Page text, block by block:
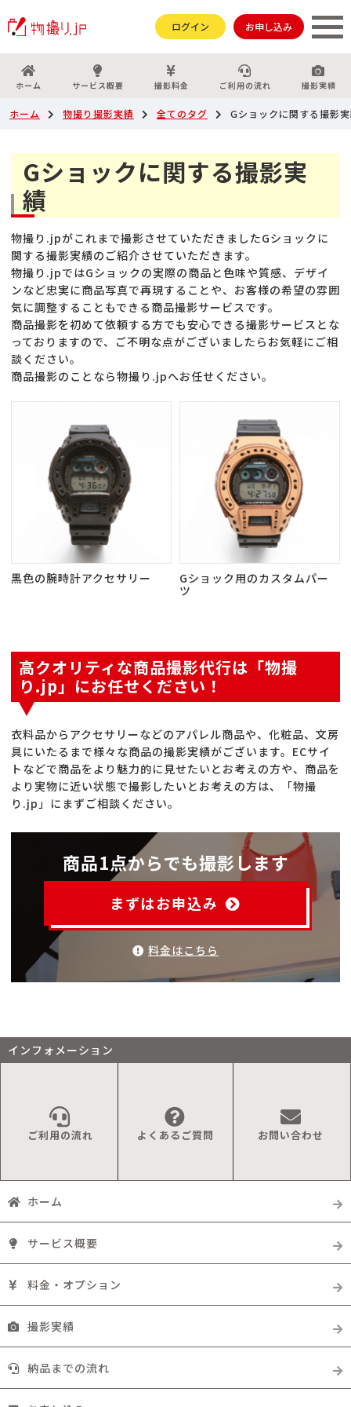
ログイン お申し込み
ホーム サービス概要 撮影料金 ご利用の流れ 撮影実績
ホーム 物撮り撮影実績 全てのタグ Gショックに関する撮影
Gショックに関する撮影実
績
物撮り.jpがこれまで撮影させていただきましたGショックに
関する撮影実績のご紹介させていただきます。
物撮り.jpではGショックの実際の商品と色味や質感、デザイ
ンなど忠実に商品写真で再現することや、お客様の希望の雰囲
気に調整することもできる商品撮影サービスです。
商品撮影を初めて依頼する方でも安心できる撮影サービスとな
っておりますので、ご不明な点がございましたらお気軽にご相
談ください。
商品撮影のことなら物撮り.jpへお任せください。
黒色の腕時計アクセサリー
Gショック用のカスタムパー
ツ
高クオリティな商品撮影代行は「物撮
り.jp」にお任せください！
衣料品からアクセサリーなどのアパレル商品や、化粧品、文房
具にいたるまで様々な商品の撮影実績がございます。ECサイ
トなどで商品をより魅力的に見せたいとお考えの方や、商品を
より実物に近い状態で撮影したいとお考えの方は、「物撮
り.jp」にまずご相談ください。
商品1点からでも撮影します
まずはお申込み
料金はこちら
インフォメーション
ご利用の流れ よくあるご質問 お問い合わせ
ホーム
サービス概要
料金・オプション
撮影実績
納品までの流れ